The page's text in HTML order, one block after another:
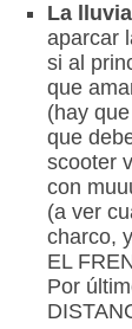
La lluvia
aparcar
si al
que
(hay
que
scooter
con
(a ver
charco,
EL
Por